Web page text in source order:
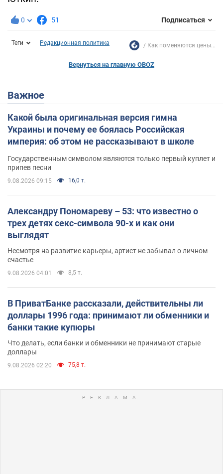
0 51 Подписаться
Теги Редакционная политика Как поменяются цены...
Вернуться на главную OBOZ
Важное
Какой была оригинальная версия гимна
Украины и почему ее боялась Российская
империя: об этом не рассказывают в школе
Государственным символом являются только первый куплет и
припев песни
9.08.2026 09:15 16,0 т.
Александру Пономареву – 53: что известно о
трех детях секс-символа 90-х и как они
выглядят
Несмотря на развитие карьеры, артист не забывал о личном
счастье
9.08.2026 04:01 8,5 т.
В ПриватБанке рассказали, действительны ли
доллары 1996 года: принимают ли обменники и
банки такие купюры
Что делать, если банки и обменники не принимают старые
доллары
9.08.2026 02:20 75,8 т.